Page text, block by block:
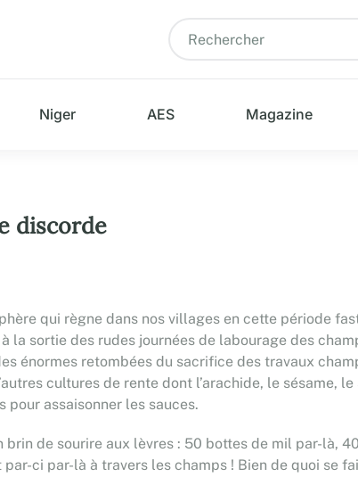
Niger AES Magazine
discorde
qui règne dans nos villages en cette période
la sortie des rudes journées de labourage des
énormes retombées du sacrifice des travaux
cultures de rente dont l’arachide, le sésame,
assaisonner les sauces.
brin de sourire aux lèvres : 50 bottes de mil par-là,
ci par-là à travers les champs ! Bien de quoi se